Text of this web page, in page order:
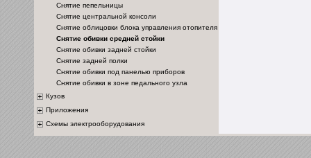
Снятие пепельницы
Снятие центральной консоли
Снятие облицовки блока управления отопителя
Снятие обивки средней стойки
Снятие обивки задней стойки
Снятие задней полки
Снятие обивки под панелью приборов
Снятие обивки в зоне педального узла
Кузов
Приложения
Схемы электрооборудования